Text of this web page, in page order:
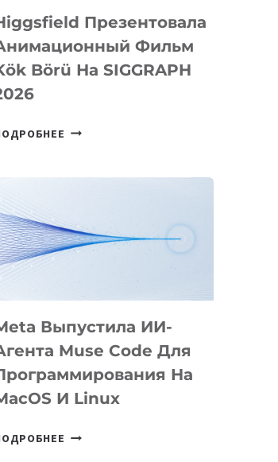
Презентовала
Фильм
Börü На SIGGRAPH
HIGGSFIELD
BÖRÜ
НА
Выпустила ИИ-
Muse Code Для
На
И Linux
META